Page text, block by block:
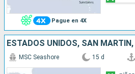
Pague en 4X
MSC Seashore 15 d